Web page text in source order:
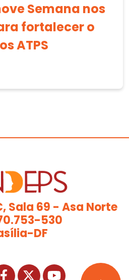
Semana nos
fortalecer o
ATPS
Sala 69 - Asa Norte
530
DF